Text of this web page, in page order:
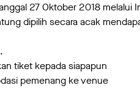
27 Oktober 2018 melalui
dipilih secara acak
tiket kepada siapapun
pemenang ke venue